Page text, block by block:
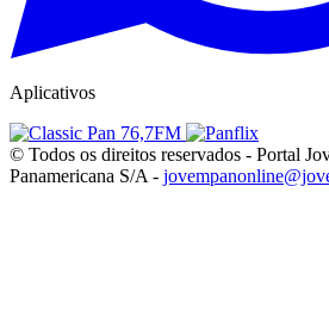
Aplicativos
© Todos os direitos reservados - Portal
Panamericana S/A -